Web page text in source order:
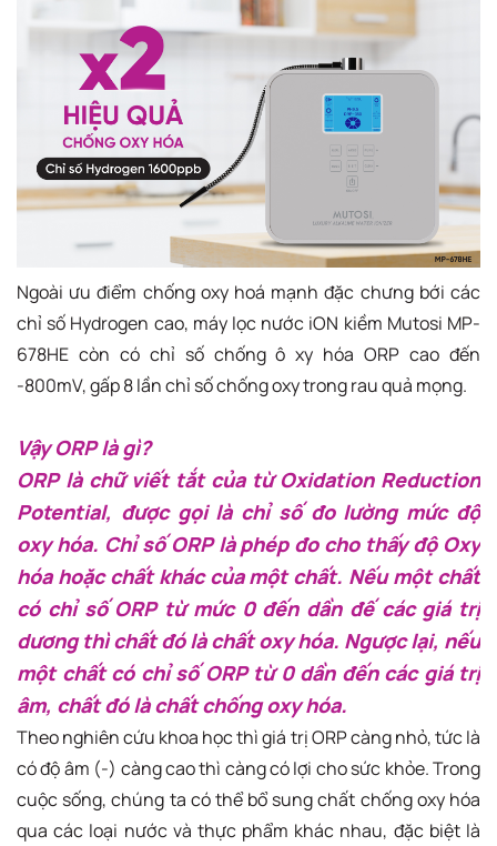
Ngoài ưu điểm chống oxy hoá mạnh đặc chưng bới các
chỉ số Hydrogen cao, máy lọc nước iON kiềm Mutosi MP-
678HE còn có chỉ số chống ô xy hóa ORP cao đến
-800mV, gấp 8 lần chỉ số chống oxy trong rau quả mọng.
Vậy ORP là gì?
ORP là chữ viết tắt của từ Oxidation Reduction
Potential, được gọi là chỉ số đo lường mức độ
oxy hóa. Chỉ số ORP là phép đo cho thấy độ Oxy
hóa hoặc chất khác của một chất. Nếu một chất
có chỉ số ORP từ mức 0 đến dần đế các giá trị
dương thì chất đó là chất oxy hóa. Ngược lại, nếu
một chất có chỉ số ORP từ 0 dần đến các giá trị
âm, chất đó là chất chống oxy hóa.
Theo nghiên cứu khoa học thì giá trị ORP càng nhỏ, tức là
có độ âm (-) càng cao thì càng có lợi cho sức khỏe. Trong
cuộc sống, chúng ta có thể bổ sung chất chống oxy hóa
qua các loại nước và thực phẩm khác nhau, đặc biệt là